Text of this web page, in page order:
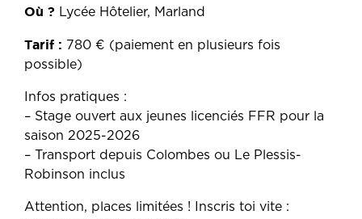
Où ? Lycée Hôtelier, Marland
Tarif : 780 € (paiement en plusieurs fois
possible)
Infos pratiques :
– Stage ouvert aux jeunes licenciés FFR pour la
saison 2025-2026
– Transport depuis Colombes ou Le Plessis-
Robinson inclus
Attention, places limitées ! Inscris toi vite :